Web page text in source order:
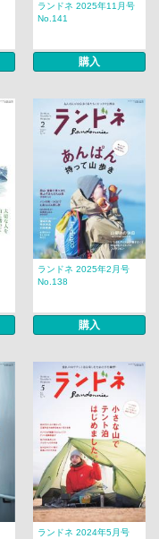
ランドネ 2025年11月号
No.141
購入
ランドネ 2025年2月号
No.138
購入
ランドネ 2024年5月号